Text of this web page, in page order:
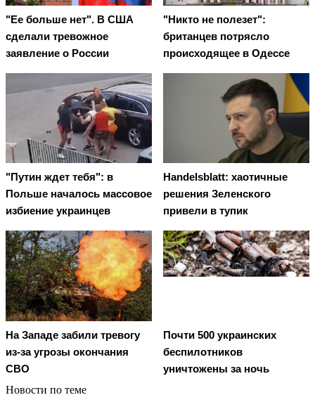
"Ее больше нет". В США
сделали тревожное
заявление о России
"Никто не полезет":
британцев потрясло
происходящее в Одессе
"Путин ждет тебя": в
Польше началось массовое
избиение украинцев
Handelsblatt: хаотичные
решения Зеленского
привели в тупик
На Западе забили тревогу
из-за угрозы окончания
СВО
Почти 500 украинских
беспилотников
уничтожены за ночь
Новости по теме